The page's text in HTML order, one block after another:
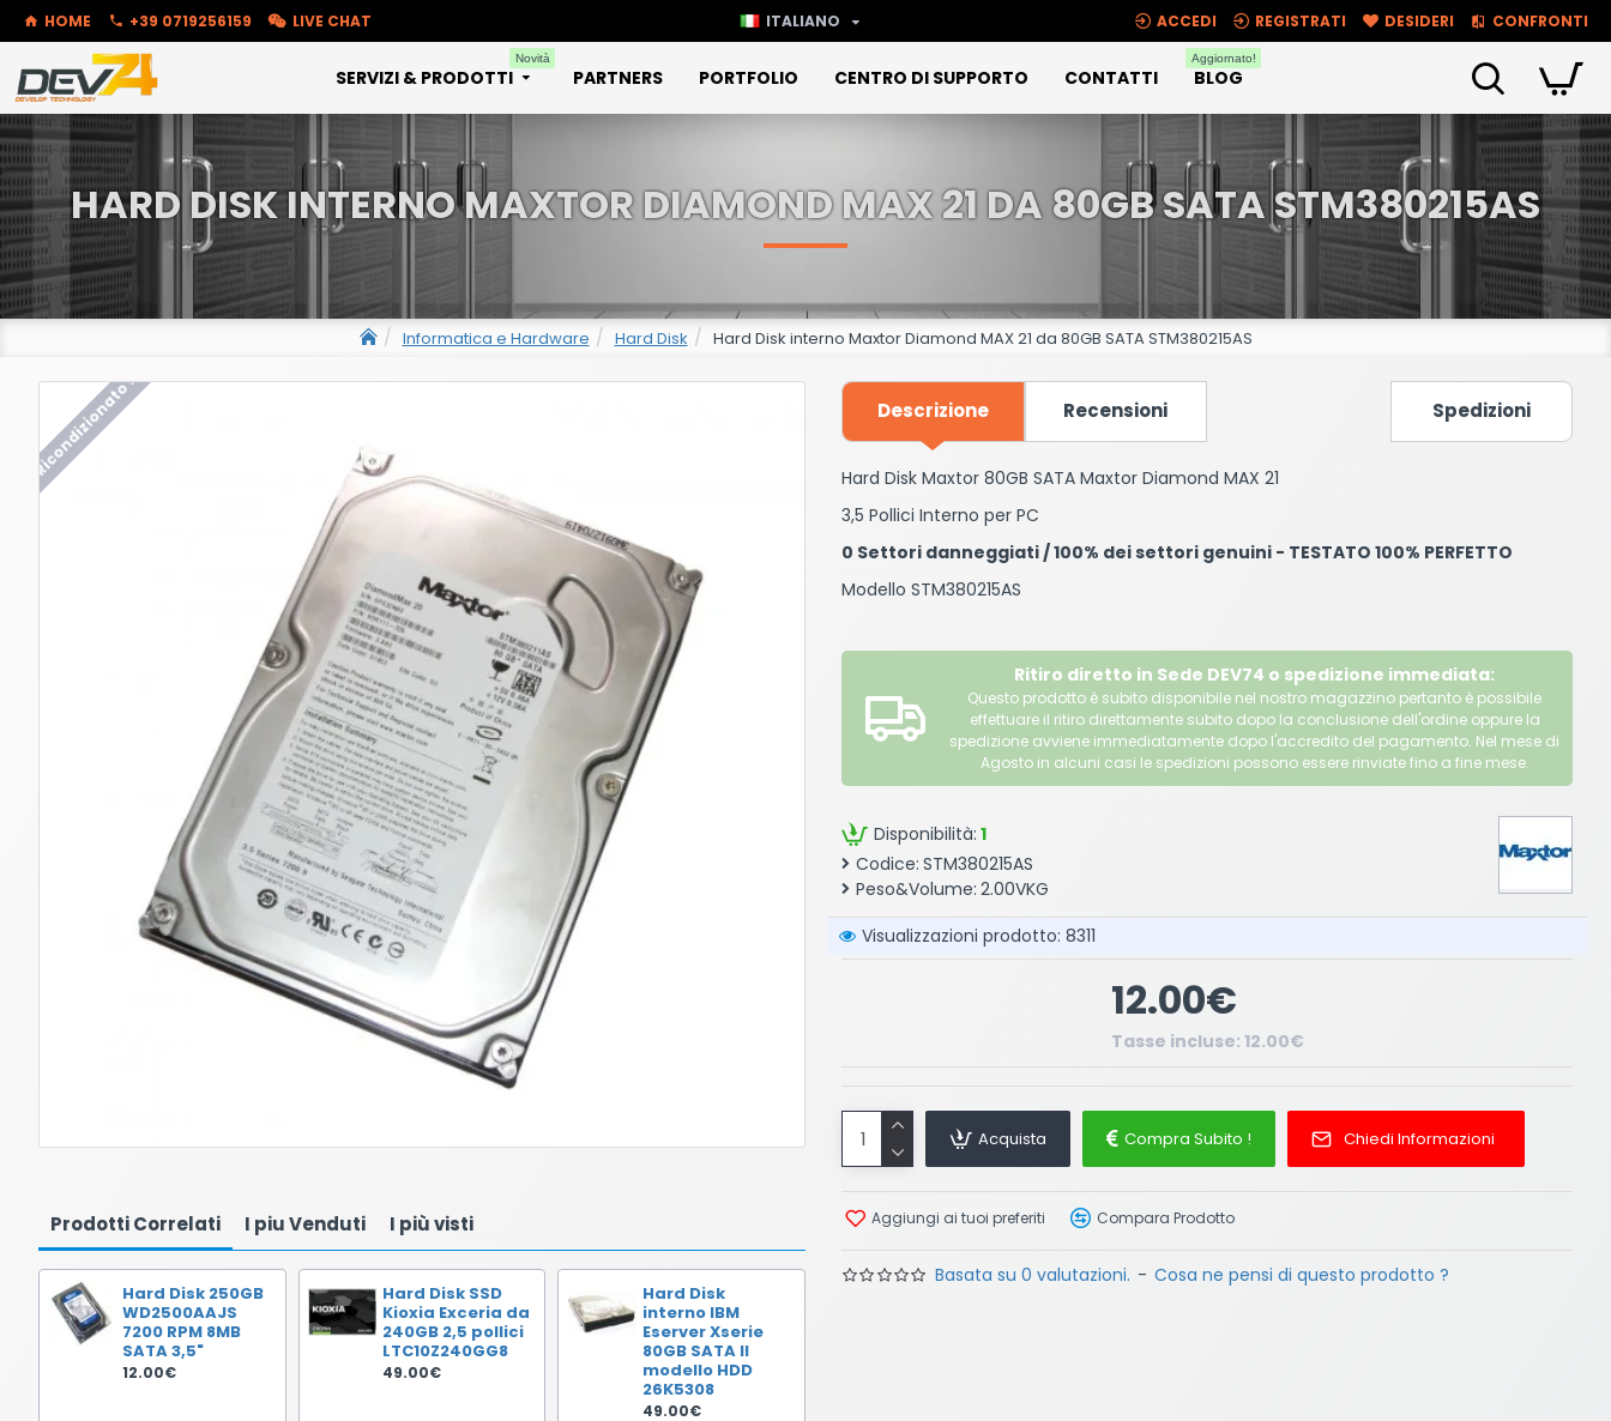
HOME +39 0719256159 LIVE CHAT ITALIANO ACCEDI REGISTRATI DESIDERI CONFRONTI
SERVIZI & PRODOTTI
Novità
PARTNERS PORTFOLIO CENTRO DI SUPPORTO CONTATTI BLOG
Aggiornato!
Informatica e Hardware Hard Disk Hard Disk interno Maxtor Diamond MAX 21 da 80GB SATA STM380215AS
HARD DISK INTERNO MAXTOR DIAMOND MAX 21 DA 80GB SATA STM380215AS
Ricondizionato !
Prodotti Correlati I piu Venduti I più visti
Hard Disk 250GB
WD2500AAJS
7200 RPM 8MB
SATA 3,5"
12.00€
Hard Disk SSD
Kioxia Exceria da
240GB 2,5 pollici
LTC10Z240GG8
49.00€
Hard Disk
interno IBM
Eserver Xserie
80GB SATA II
modello HDD
26K5308
49.00€
Descrizione Recensioni Spedizioni
Hard Disk Maxtor 80GB SATA Maxtor Diamond MAX 21
3,5 Pollici Interno per PC
0 Settori danneggiati / 100% dei settori genuini - TESTATO 100% PERFETTO
Modello STM380215AS
Disponibilità: 1
Codice: STM380215AS
Peso&Volume: 2.00VKG
Visualizzazioni prodotto: 8311
Basata su 0 valutazioni. - Cosa ne pensi di questo prodotto ?
12.00€
Tasse incluse: 12.00€
Acquista Compra Subito ! Chiedi Informazioni
Aggiungi ai tuoi preferiti Compara Prodotto
Ritiro diretto in Sede DEV74 o spedizione immediata:
Questo prodotto è subito disponibile nel nostro magazzino pertanto è possibile
effettuare il ritiro direttamente subito dopo la conclusione dell'ordine oppure la
spedizione avviene immediatamente dopo l'accredito del pagamento. Nel mese di
Agosto in alcuni casi le spedizioni possono essere rinviate fino a fine mese.